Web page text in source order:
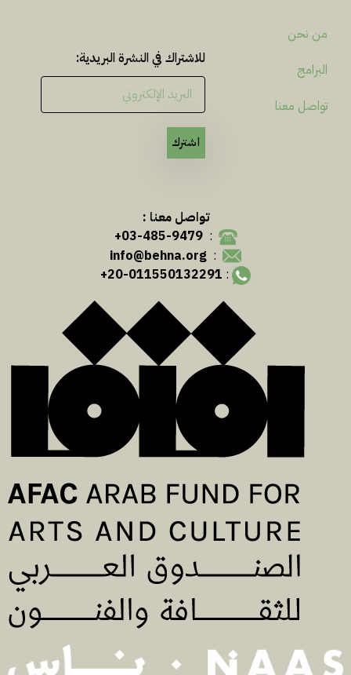
من نحن
البرامج
تواصل معنا
للاشتراك في النشرة البريدية:
اشترك
تواصل معنا :
:
03-485-9479+
:
info@behna.org
:
20-011550132291+